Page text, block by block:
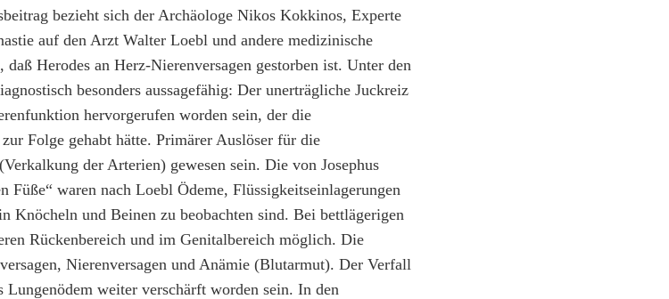
bezieht sich der Archäologe Nikos Kokkinos, Experte
auf den Arzt Walter Loebl und andere medizinische
Herodes an Herz-Nierenversagen gestorben ist. Unter den
besonders aussagefähig: Der unerträgliche Juckreiz
hervorgerufen worden sein, der die
Folge gehabt hätte. Primärer Auslöser für die
der Arterien) gewesen sein. Die von Josephus
Füße“ waren nach Loebl Ödeme, Flüssigkeitseinlagerungen
Knöcheln und Beinen zu beobachten sind. Bei bettlägerigen
Rückenbereich und im Genitalbereich möglich. Die
Nierenversagen und Anämie (Blutarmut). Der Verfall
Lungenödem weiter verschärft worden sein. In den